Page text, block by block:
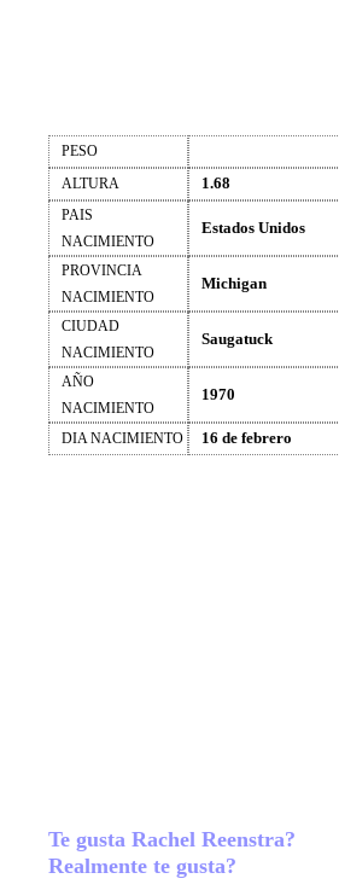
PESO
ALTURA
1.68
PAIS
NACIMIENTO
Estados Unidos
PROVINCIA
NACIMIENTO
Michigan
CIUDAD
NACIMIENTO
Saugatuck
AÑO
NACIMIENTO
1970
DIA NACIMIENTO 16 de febrero
Te gusta Rachel Reenstra?
Realmente te gusta?